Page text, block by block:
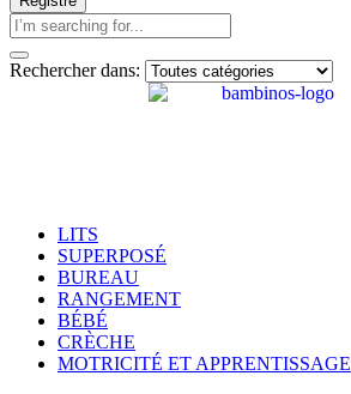
Rechercher dans:
LITS
SUPERPOSÉ
BUREAU
RANGEMENT
BÉBÉ
CRÈCHE
MOTRICITÉ ET APPRENTISSAGE